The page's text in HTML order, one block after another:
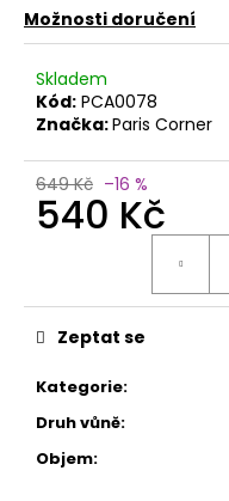
Možnosti doručení
Skladem
Kód: PCA0078
Značka:Paris Corner
649 Kč –16 %
540 Kč
Kategorie:
Druh vůně:
Objem:
Zeptat se
D
o
p
o
e
m